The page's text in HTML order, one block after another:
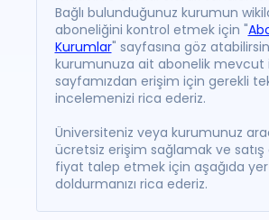
Bağlı bulunduğunuz kurumun
aboneliğini kontrol etmek için "
Kurumlar" sayfasına göz
kurumunuza ait abonelik mevcut
sayfamızdan erişim için gerekli
incelemenizi rica ederiz.
Üniversiteniz veya kurumunuz
ücretsiz erişim sağlamak ve satış
fiyat talep etmek için aşağıda
doldurmanızı rica ederiz.